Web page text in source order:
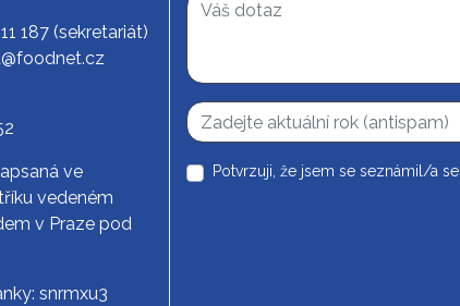
187 (sekretariát)
ve
vedeném
v Praze pod
snrmxu3
Potvrzuji, že jsem se seznámil/a se